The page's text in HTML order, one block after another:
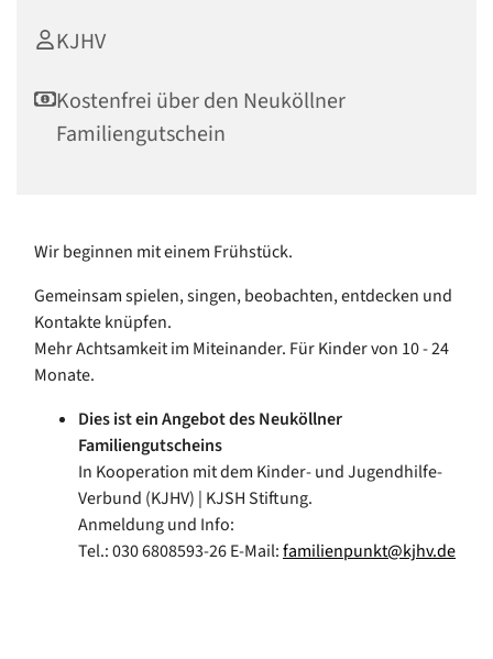
KJHV
Kostenfrei über den Neuköllner
Familiengutschein
Wir beginnen mit einem Frühstück.
Gemeinsam spielen, singen, beobachten, entdecken und
Kontakte knüpfen.
Mehr Achtsamkeit im Miteinander. Für Kinder von 10 - 24
Monate.
Dies ist ein Angebot des Neuköllner
Familiengutscheins
In Kooperation mit dem Kinder- und Jugendhilfe-
Verbund (KJHV) | KJSH Stiftung.
Anmeldung und Info:
Tel.: 030 6808593-26 E-Mail:familienpunkt@kjhv.de